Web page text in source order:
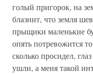
голый пригорок, на
блазнит, что земля
прыщики маленькие
опять потревожится
сколько просидел,
ушли, а меня такой